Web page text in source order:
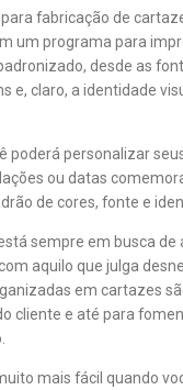
fabricação de
um programa para
desde as
e, claro, a identidade
poderá personalizar
ou datas
de cores, fonte e
sempre em busca de
aquilo que julga
em cartazes
cliente e até para
mais fácil quando